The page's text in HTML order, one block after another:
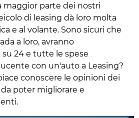
maggior parte dei nostri
di leasing dà loro molta
e al volante. Sono sicuri che
a loro, avranno
su 24 e tutte le spese
con un'auto a Leasing?
conoscere le opinioni dei
poter migliorare e